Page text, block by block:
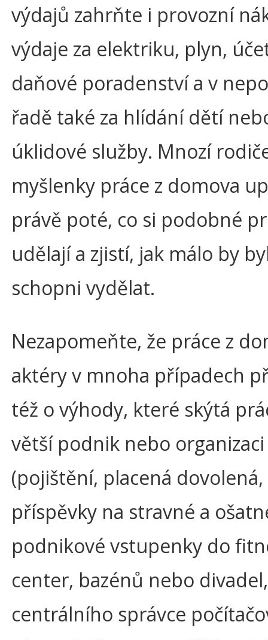
výdajů zahrňte i provozní
výdaje za elektriku, plyn,
daňové poradenství a v
řadě také za hlídání dětí
úklidové služby. Mnozí
myšlenky práce z domova
právě poté, co si podobné
udělají a zjistí, jak málo by
schopni vydělat.
Nezapomeňte, že práce z
aktéry v mnoha případech
též o výhody, které skýtá
větší podnik nebo organizaci
(pojištění, placená dovolená,
příspěvky na stravné a
podnikové vstupenky do
center, bazénů nebo
centrálního správce